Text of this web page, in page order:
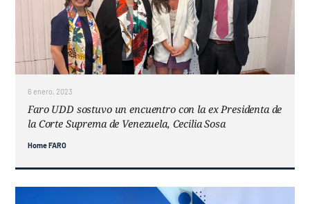
6 enero, 2023
Faro UDD sostuvo un encuentro con la ex Presidenta de
la Corte Suprema de Venezuela, Cecilia Sosa
Home FARO